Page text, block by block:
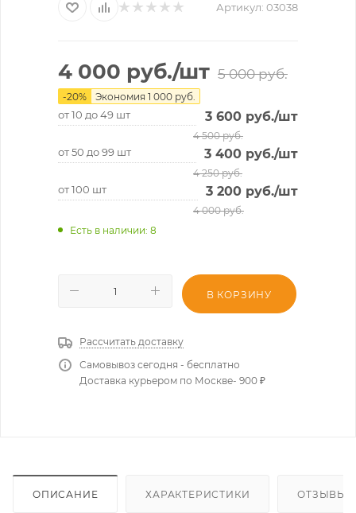
Артикул: 03038
4 000 руб./шт 5 000руб.
-20% Экономия 1 000 руб.
от 10 до 49 шт 3 600 руб./шт
4 500руб.
от 50 до 99 шт 3 400 руб./шт
4 250руб.
от 100 шт 3 200 руб./шт
4 000руб.
Есть в наличии: 8
В КОРЗИНУ
Рассчитать доставку
Самовывоз сегодня - бесплатно
Доставка курьером по Москве- 900 ₽
ОПИСАНИЕ ХАРАКТЕРИСТИКИ ОТЗЫВЫ